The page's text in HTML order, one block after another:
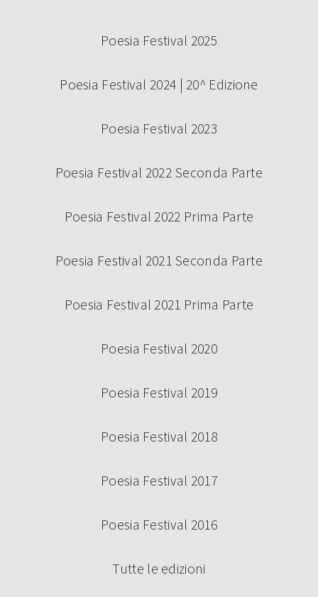
Poesia Festival 2025
Poesia Festival 2024 | 20^ Edizione
Poesia Festival 2023
Poesia Festival 2022 Seconda Parte
Poesia Festival 2022 Prima Parte
Poesia Festival 2021 Seconda Parte
Poesia Festival 2021 Prima Parte
Poesia Festival 2020
Poesia Festival 2019
Poesia Festival 2018
Poesia Festival 2017
Poesia Festival 2016
Tutte le edizioni